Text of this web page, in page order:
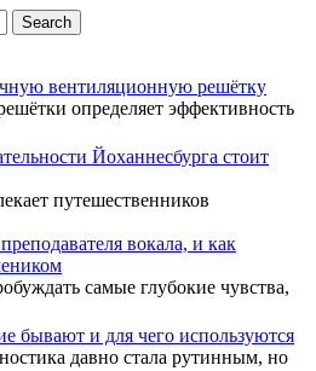
вентиляционную решётку
определяет эффективность
Йоханнесбурга стоит
путешественников
вокала, и как
самые глубокие чувства,
бывают и для чего используются
давно стала рутинным, но